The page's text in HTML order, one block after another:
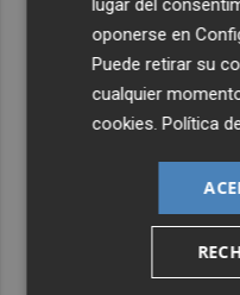
lugar del
oponerse en
Puede retirar su
cualquier
cookies.Política